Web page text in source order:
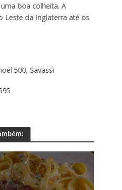
boa colheita. A
Leste da Inglaterra até os
500, Savassi